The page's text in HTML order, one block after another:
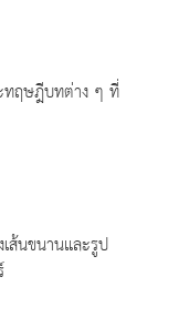
ทฤษฎีบทต่าง ๆ ที่
ส้นขนานและรูป